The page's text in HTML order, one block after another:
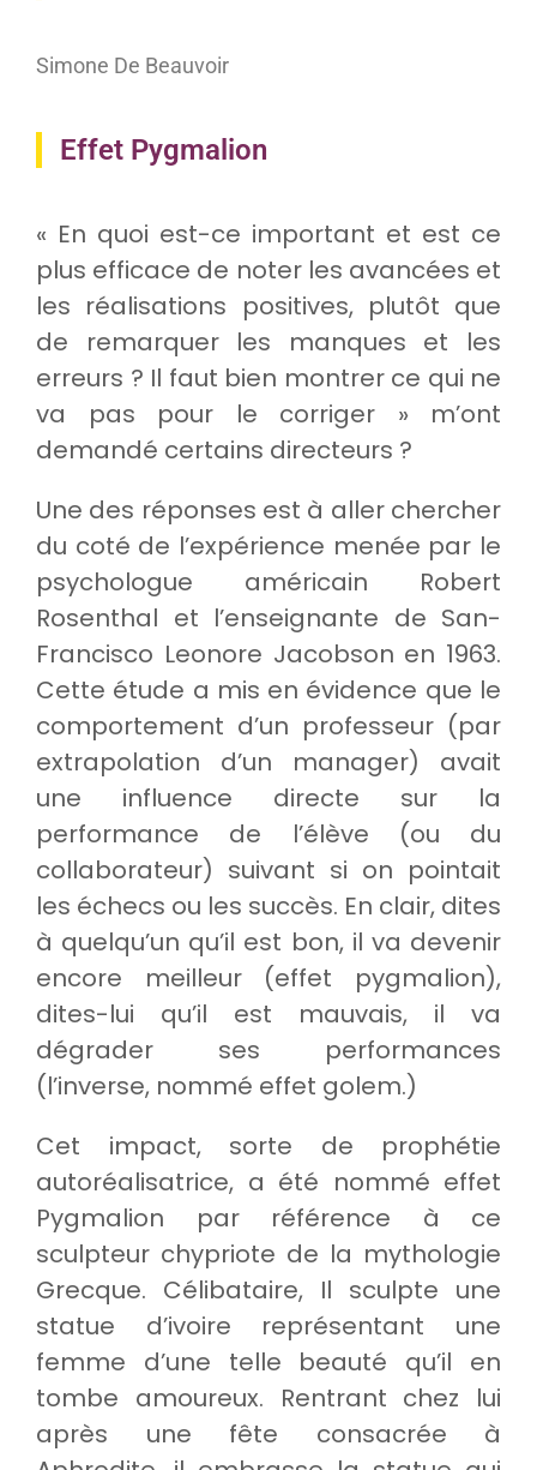
Simone De Beauvoir
Effet Pygmalion
« En quoi est-ce important et est ce
plus efficace de noter les avancées et
les réalisations positives, plutôt que
de remarquer les manques et les
erreurs ? Il faut bien montrer ce qui ne
va pas pour le corriger » m’ont
demandé certains directeurs ?
Une des réponses est à aller chercher
du coté de l’expérience menée par le
psychologue américain Robert
Rosenthal et l’enseignante de San-
Francisco Leonore Jacobson en 1963.
Cette étude a mis en évidence que le
comportement d’un professeur (par
extrapolation d’un manager) avait
une influence directe sur la
performance de l’élève (ou du
collaborateur) suivant si on pointait
les échecs ou les succès. En clair, dites
à quelqu’un qu’il est bon, il va devenir
encore meilleur (effet pygmalion),
dites-lui qu’il est mauvais, il va
dégrader ses performances
(l’inverse, nommé effet golem.)
Cet impact, sorte de prophétie
autoréalisatrice, a été nommé effet
Pygmalion par référence à ce
sculpteur chypriote de la mythologie
Grecque. Célibataire, Il sculpte une
statue d’ivoire représentant une
femme d’une telle beauté qu’il en
tombe amoureux. Rentrant chez lui
après une fête consacrée à